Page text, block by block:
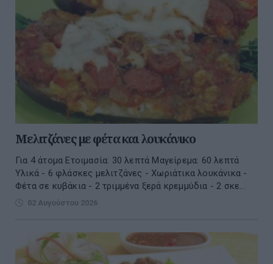
Μελιτζάνες με φέτα και λουκάνικο
Για 4 άτομα Ετοιμασία: 30 λεπτά Μαγείρεμα: 60 λεπτά
Υλικά - 6 φλάσκες μελιτζάνες - Χωριάτικα λουκάνικα -
Φέτα σε κυβάκια - 2 τριμμένα ξερά κρεμμύδια - 2 σκε...
02 Αυγούστου 2026